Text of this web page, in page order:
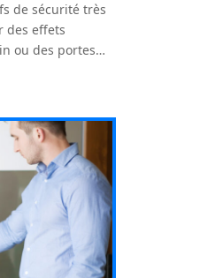
de sécurité très
des effets
ou des portes…